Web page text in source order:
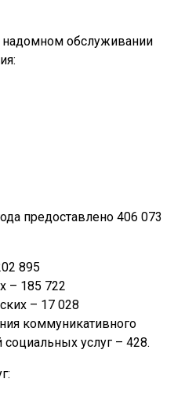
обслуживании
предоставлено 406 073
895
– 185 722
– 17 028
коммуникативного
социальных услуг – 428.